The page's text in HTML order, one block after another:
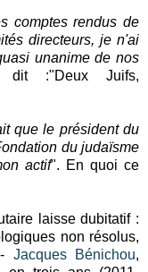
comptes rendus de
directeurs, je n'ai
unanime de nos
:"Deux Juifs,
que le président du
du judaïsme
actif". En quoi ce
laisse dubitatif :
non résolus,
Jacques Bénichou,